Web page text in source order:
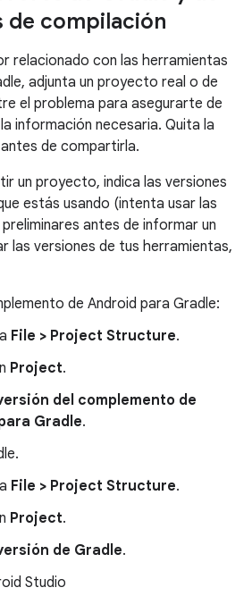
de compilación
relacionado con las herramientas
adjunta un proyecto real o de
el problema para asegurarte de
información necesaria. Quita la
de compartirla.
un proyecto, indica las versiones
estás usando (intenta usar las
antes de informar un
las versiones de tus herramientas,
de Android para Gradle:
File > Project Structure.
Project.
del complemento de
Gradle.
File > Project Structure.
Project.
de Gradle.
Studio